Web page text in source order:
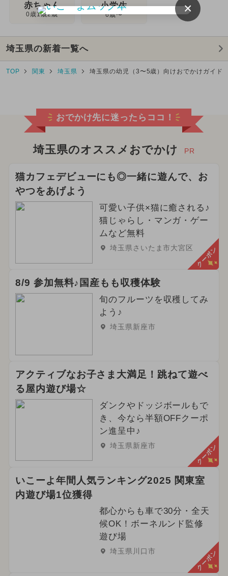
赤ちゃん
0歳1歳2歳
小学生
6歳〜
埼玉県の新着一覧へ
TOP 関東 埼玉県 埼玉県の幼児（3〜5歳）向けおでかけガイド
おでかけ先に迷ったらココ！
埼玉県のオススメおでかけ PR
猫カフェデビューにも◎一緒に遊んで、お
やつをあげよう
可愛い子供×猫に癒される♪
猫じゃらし・マンガ・ゲー
ムなど無料
埼玉県さいたま市大宮区 クーポン
8/9 参加無料♪国産もも収穫体験
旬のフルーツを収穫してみ
よう♪
埼玉県新座市
アクティブなお子さま大満足！跳ねて遊べ
る屋内遊び場☆
ダンクやドッジボールもで
き、今なら半額OFFクーポ
ン進呈中♪
埼玉県新座市 クーポン
いこーよ年間人気ランキング2025 関東室
内遊び場1位獲得
都心からも車で30分・全天
候OK！ボーネルンド監修
遊び場
埼玉県川口市 クーポン
×